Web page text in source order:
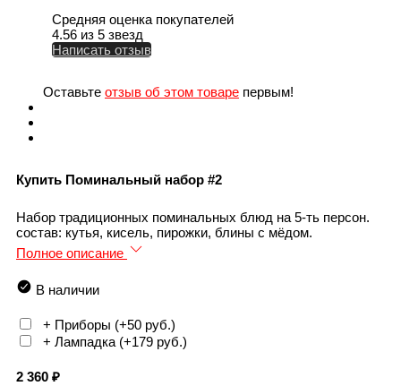
Средняя оценка покупателей
4.56 из 5 звезд
Написать отзыв
Оставьте отзыв об этом товаре первым!
Купить Поминальный набор #2
Набор традиционных поминальных блюд на 5-ть персон.
состав: кутья, кисель, пирожки, блины с мёдом.
Полное описание
В наличии
+ Приборы (+50 руб.)
+ Лампадка (+179 руб.)
2 360